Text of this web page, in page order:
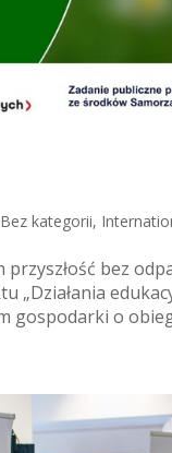
Bez kategorii,
bez
„Działania
gospodarki o